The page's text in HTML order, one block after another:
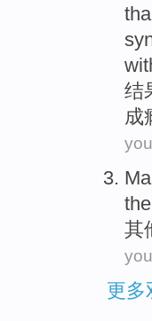
结
成
the
其
更多